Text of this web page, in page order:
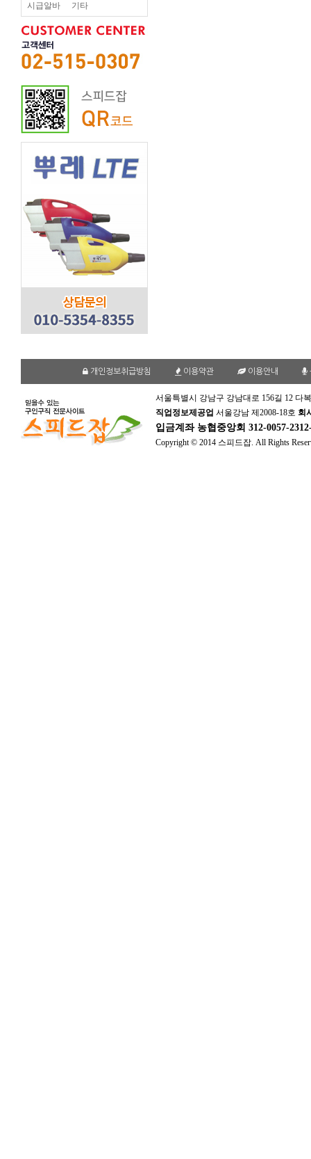
시급알바 기타
개인정보취급방침 이용약관 이용안내
서울특별시 강남구 강남대로 156길 12 다
직업정보제공업 서울강남 제2008-18호 회
입금계좌 농협중앙회 312-0057-
Copyright © 2014 스피드잡. All Rights